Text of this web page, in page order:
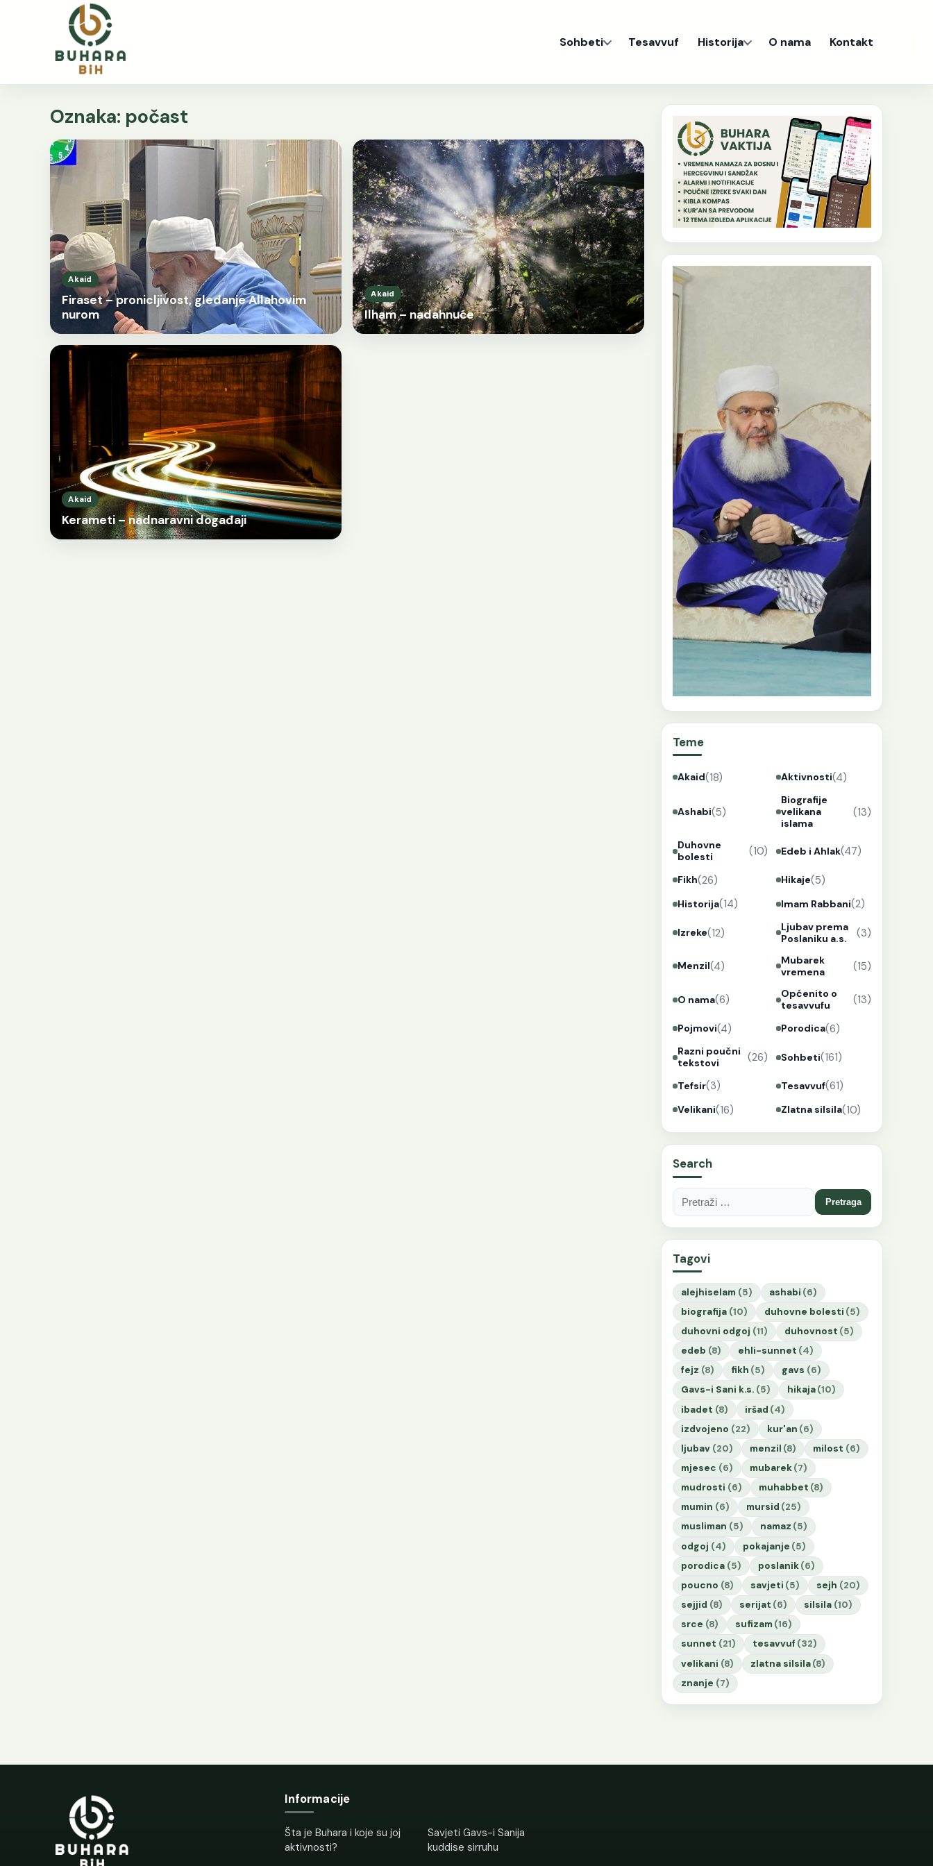
Sohbeti Tesavvuf Historija O nama Kontakt
Oznaka: počast
Akaid
Firaset – pronicljivost, gledanje Allahovim
nurom
Akaid
Ilham – nadahnuće
Akaid
Kerameti – nadnaravni događaji
Teme
Akaid(18) Aktivnosti(4)
Ashabi(5)
Biografije
velikana
islama
(13)
Duhovne
bolesti
(10) Edeb i Ahlak(47)
Fikh(26) Hikaje(5)
Historija(14) Imam Rabbani(2)
Izreke(12)
Ljubav prema
Poslaniku a.s.
(3)
Menzil(4)
Mubarek
vremena
(15)
O nama(6)
Općenito o
tesavvufu
(13)
Pojmovi(4) Porodica(6)
Razni poučni
tekstovi
(26) Sohbeti(161)
Tefsir(3) Tesavvuf(61)
Velikani(16) Zlatna silsila(10)
Search
Pretraga:
Tagovi
alejhiselam (5) ashabi (6)
biografija (10) duhovne bolesti (5)
duhovni odgoj (11) duhovnost (5)
edeb (8) ehli-sunnet (4)
fejz (8) fikh (5) gavs (6)
Gavs-i Sani k.s. (5) hikaja (10)
ibadet (8) iršad (4)
izdvojeno (22) kur'an (6)
ljubav (20) menzil (8) milost (6)
mjesec (6) mubarek (7)
mudrosti (6) muhabbet (8)
mumin (6) mursid (25)
musliman (5) namaz (5)
odgoj (4) pokajanje (5)
porodica (5) poslanik (6)
poucno (8) savjeti (5) sejh (20)
sejjid (8) serijat (6) silsila (10)
srce (8) sufizam (16)
sunnet (21) tesavvuf (32)
velikani (8) zlatna silsila (8)
znanje (7)
Informacije
Šta je Buhara i koje su joj
aktivnosti?
Savjeti Gavs-i Sanija
kuddise sirruhu